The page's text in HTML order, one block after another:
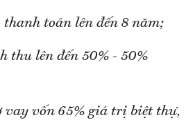
toán lên đến 8 năm;
thu lên đến 50% - 50%
vay vốn 65% giá trị biệt thự,